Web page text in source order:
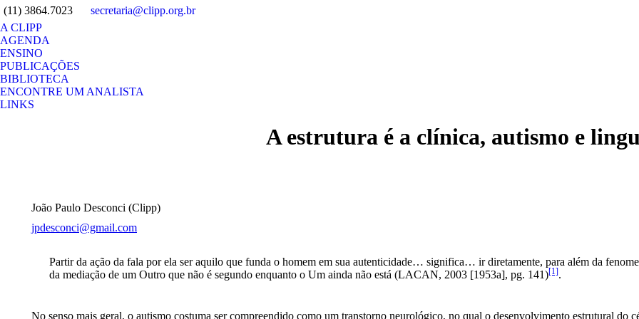
(11) 3864.7023 secretaria@clipp.org.br
A CLIPP
AGENDA
ENSINO
PUBLICAÇÕES
BIBLIOTECA
ENCONTRE UM ANALISTA
LINKS
A estrutura é a clínica, autismo e
João Paulo Desconci (Clipp)
jpdesconci@gmail.com
Partir da ação da fala por ela ser aquilo que funda o homem em sua autenticidade… significa… ir diretamente, para além da
da mediação de um Outro que não é segundo enquanto o Um ainda não está (LACAN, 2003 [1953a], pg. 141)[1].
No senso mais geral, o autismo costuma ser compreendido como um transtorno neurológico, no qual o desenvolvimento estrutural do